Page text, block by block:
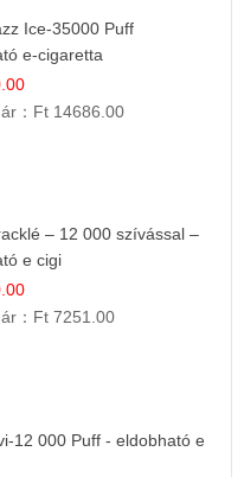
Ice-35000 Puff
e-cigaretta
： Ft 14686.00
– 12 000 szívással –
e cigi
： Ft 7251.00
12 000 Puff - eldobható e